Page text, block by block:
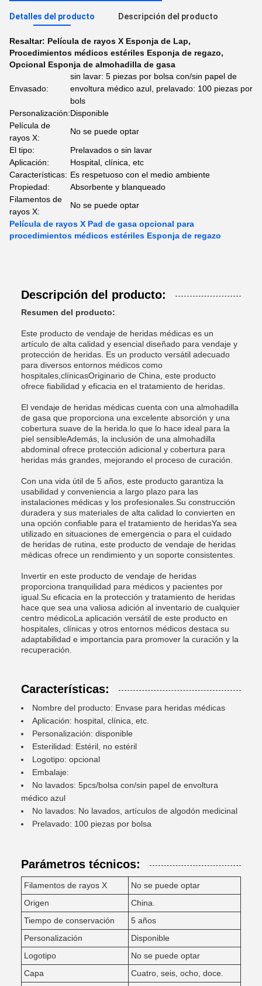
Detalles del producto Descripción del producto
Resaltar: Película de rayos X Esponja de Lap,
Procedimientos médicos estériles Esponja de regazo,
Opcional Esponja de almohadilla de gasa
Envasado:
sin lavar: 5 piezas por bolsa con/sin papel de
envoltura médico azul, prelavado: 100 piezas por
bols
Personalización:Disponible
Película de
rayos X:
No se puede optar
El tipo:
Prelavados o sin lavar
Aplicación:
Hospital, clínica, etc
Características: Es respetuoso con el medio ambiente
Propiedad:
Absorbente y blanqueado
Filamentos de
rayos X:
No se puede optar
Película de rayos X Pad de gasa opcional para
procedimientos médicos estériles Esponja de regazo
Descripción del producto:
Resumen del producto:
Este producto de vendaje de heridas médicas es un
artículo de alta calidad y esencial diseñado para vendaje y
protección de heridas. Es un producto versátil adecuado
para diversos entornos médicos como
hospitales,clínicasOriginario de China, este producto
ofrece fiabilidad y eficacia en el tratamiento de heridas.
El vendaje de heridas médicas cuenta con una almohadilla
de gasa que proporciona una excelente absorción y una
cobertura suave de la herida.lo que lo hace ideal para la
piel sensibleAdemás, la inclusión de una almohadilla
abdominal ofrece protección adicional y cobertura para
heridas más grandes, mejorando el proceso de curación.
Con una vida útil de 5 años, este producto garantiza la
usabilidad y conveniencia a largo plazo para las
instalaciones médicas y los profesionales.Su construcción
duradera y sus materiales de alta calidad lo convierten en
una opción confiable para el tratamiento de heridasYa sea
utilizado en situaciones de emergencia o para el cuidado
de heridas de rutina, este producto de vendaje de heridas
médicas ofrece un rendimiento y un soporte consistentes.
Invertir en este producto de vendaje de heridas
proporciona tranquilidad para médicos y pacientes por
igual.Su eficacia en la protección y tratamiento de heridas
hace que sea una valiosa adición al inventario de cualquier
centro médicoLa aplicación versátil de este producto en
hospitales, clínicas y otros entornos médicos destaca su
adaptabilidad e importancia para promover la curación y la
recuperación.
Características:
Nombre del producto: Envase para heridas médicas
Aplicación: hospital, clínica, etc.
Personalización: disponible
Esterilidad: Estéril, no estéril
Logotipo: opcional
Embalaje:
No lavados: 5pcs/bolsa con/sin papel de envoltura
médico azul
No lavados: No lavados, artículos de algodón medicinal
Prelavado: 100 piezas por bolsa
Parámetros técnicos:
Filamentos de rayos X
No se puede optar
Origen
China.
Tiempo de conservación
5 años
Personalización
Disponible
Logotipo
No se puede optar
Capa
Cuatro, seis, ocho, doce.